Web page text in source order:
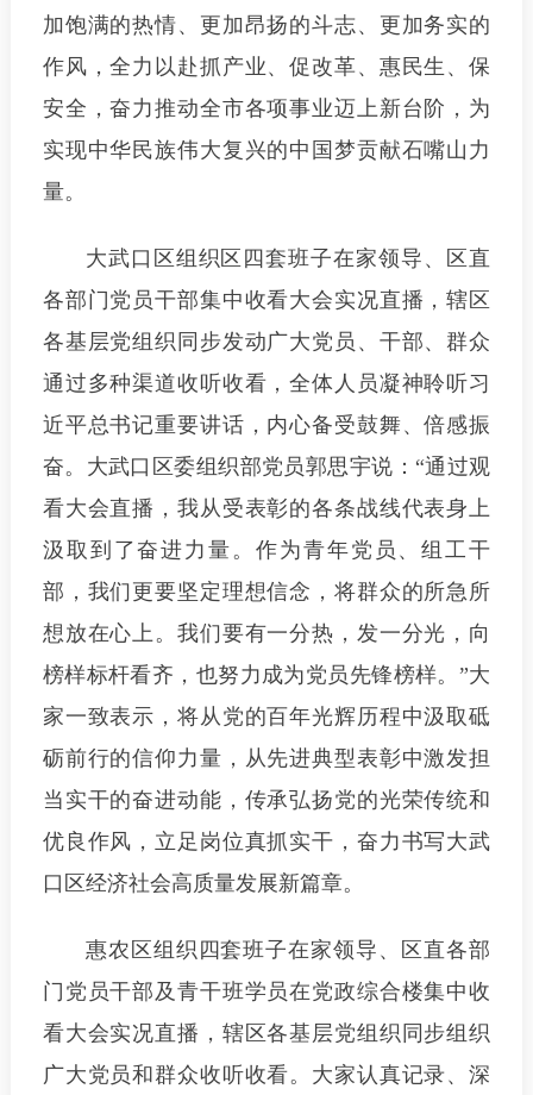
加饱满的热情、更加昂扬的斗志、更加务实的
作风，全力以赴抓产业、促改革、惠民生、保
安全，奋力推动全市各项事业迈上新台阶，为
实现中华民族伟大复兴的中国梦贡献石嘴山力
量。
大武口区组织区四套班子在家领导、区直
各部门党员干部集中收看大会实况直播，辖区
各基层党组织同步发动广大党员、干部、群众
通过多种渠道收听收看，全体人员凝神聆听习
近平总书记重要讲话，内心备受鼓舞、倍感振
奋。大武口区委组织部党员郭思宇说：“通过观
看大会直播，我从受表彰的各条战线代表身上
汲取到了奋进力量。作为青年党员、组工干
部，我们更要坚定理想信念，将群众的所急所
想放在心上。我们要有一分热，发一分光，向
榜样标杆看齐，也努力成为党员先锋榜样。”大
家一致表示，将从党的百年光辉历程中汲取砥
砺前行的信仰力量，从先进典型表彰中激发担
当实干的奋进动能，传承弘扬党的光荣传统和
优良作风，立足岗位真抓实干，奋力书写大武
口区经济社会高质量发展新篇章。
惠农区组织四套班子在家领导、区直各部
门党员干部及青干班学员在党政综合楼集中收
看大会实况直播，辖区各基层党组织同步组织
广大党员和群众收听收看。大家认真记录、深